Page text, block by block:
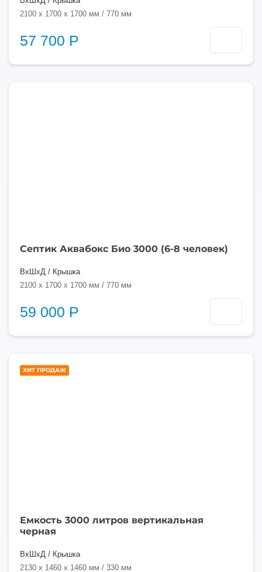
2100 x 1700 x 1700 мм / 770 мм
57 700 Р
Септик Аквабокс Био 3000 (6-8 человек)
ВхШхД / Крышка
2100 x 1700 x 1700 мм / 770 мм
59 000 Р
ХИТ ПРОДАЖ
Емкость 3000 литров вертикальная
черная
ВхШхД / Крышка
2130 x 1460 x 1460 мм / 330 мм